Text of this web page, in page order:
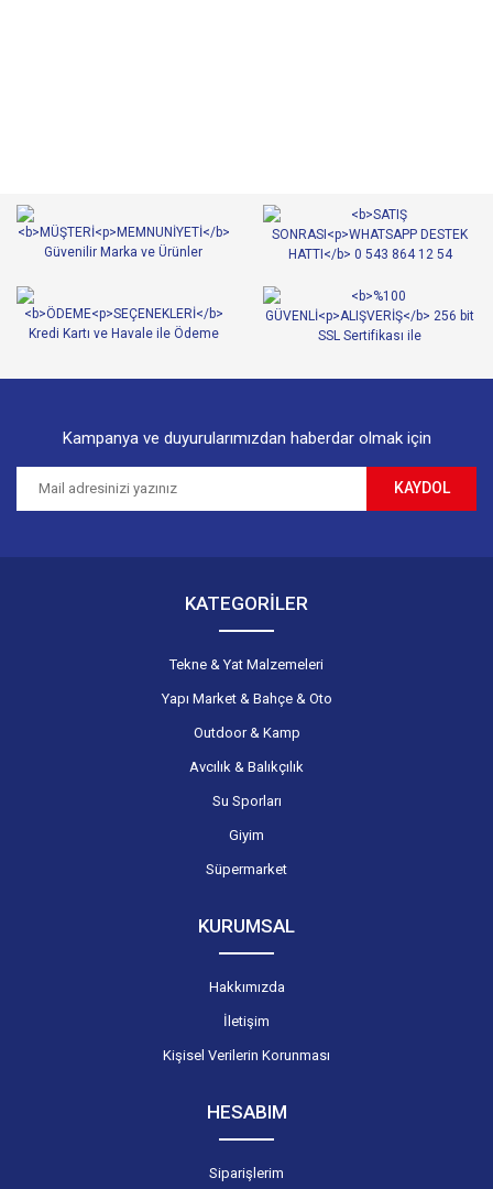
Ürün resmi kalitesiz, bozuk veya görüntülenemiyor.
Ürün açıklamasında eksik bilgiler bulunuyor.
Ürün bilgilerinde hatalar bulunuyor.
Ürün fiyatı diğer sitelerden daha pahalı.
Gönder
Kampanya ve duyurularımızdan haberdar olmak için
KAYDOL
KATEGORİLER
Tekne & Yat Malzemeleri
Yapı Market & Bahçe & Oto
Outdoor & Kamp
Avcılık & Balıkçılık
Su Sporları
Giyim
Süpermarket
KURUMSAL
Hakkımızda
İletişim
Kişisel Verilerin Korunması
HESABIM
Siparişlerim